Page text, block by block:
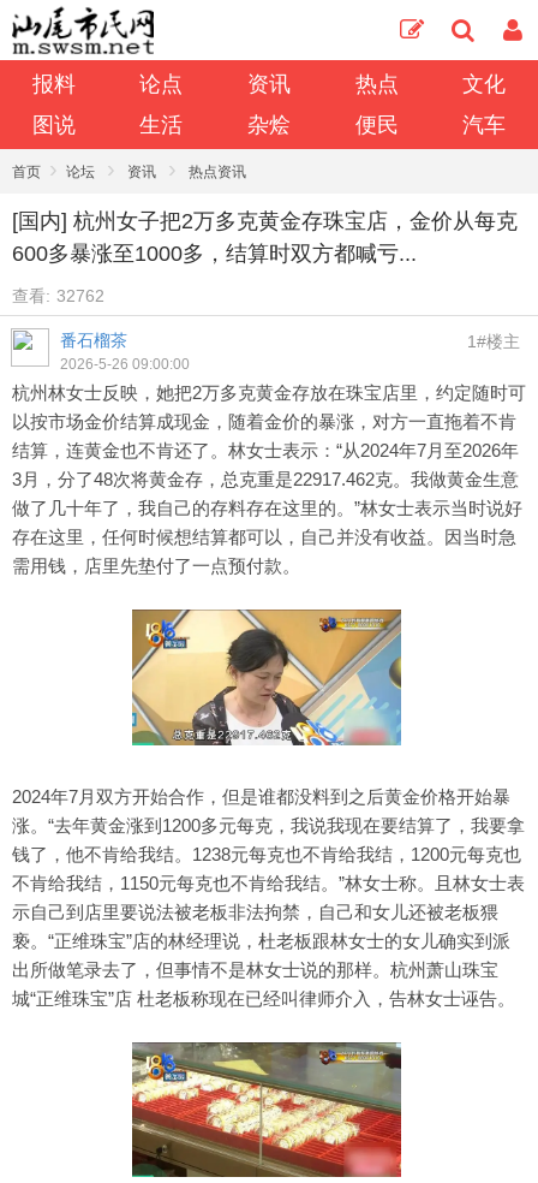
报料 论点 资讯 热点
文化
图说
生活 杂烩 便民 汽车
首页 › 论坛 › 资讯 › 热点资讯
[国内] 杭州女子把2万多克黄金存珠宝店，金价从每克
600多暴涨至1000多，结算时双方都喊亏...
查看: 32762
番石榴茶
2026-5-26 09:00:00
1#楼主
杭州林女士反映，她把2万多克黄金存放在珠宝店里，约定随时可
以按市场金价结算成现金，随着金价的暴涨，对方一直拖着不肯
结算，连黄金也不肯还了。林女士表示：“从2024年7月至2026年
3月，分了48次将黄金存，总克重是22917.462克。我做黄金生意
做了几十年了，我自己的存料存在这里的。”林女士表示当时说好
存在这里，任何时候想结算都可以，自己并没有收益。因当时急
需用钱，店里先垫付了一点预付款。
2024年7月双方开始合作，但是谁都没料到之后黄金价格开始暴
涨。“去年黄金涨到1200多元每克，我说我现在要结算了，我要拿
钱了，他不肯给我结。1238元每克也不肯给我结，1200元每克也
不肯给我结，1150元每克也不肯给我结。”林女士称。且林女士表
示自己到店里要说法被老板非法拘禁，自己和女儿还被老板猥
亵。“正维珠宝”店的林经理说，杜老板跟林女士的女儿确实到派
出所做笔录去了，但事情不是林女士说的那样。杭州萧山珠宝
城“正维珠宝”店 杜老板称现在已经叫律师介入，告林女士诬告。